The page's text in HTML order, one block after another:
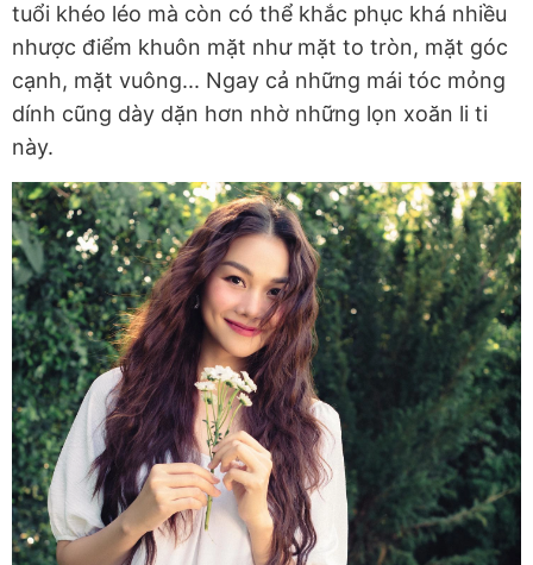
tuổi khéo léo mà còn có thể khắc phục khá nhiều
nhược điểm khuôn mặt như mặt to tròn, mặt góc
cạnh, mặt vuông... Ngay cả những mái tóc mỏng
dính cũng dày dặn hơn nhờ những lọn xoăn li ti
này.